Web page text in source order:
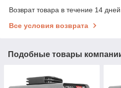
Возврат товара в течение 14
Все условия возврата
Подобные товары